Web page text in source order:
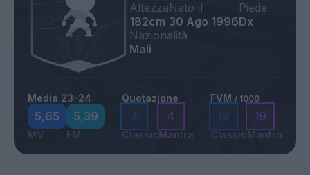
Altezza
182cm
Nato il
30 Ago 1996
Piede
Dx
Nazionalità
Mali
Media 23-24
5,65
MV
5,39
FM
Quotazione
4
Classic
4
Mantra
FVM / 1000
19
Classic
19
Mantra